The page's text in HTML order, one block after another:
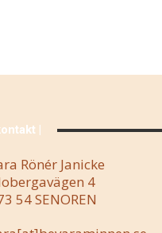
|
Rönér Janicke
4
54 SENOREN